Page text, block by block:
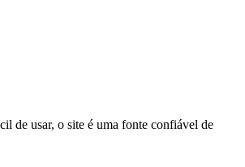
de usar, o site é uma fonte confiável de